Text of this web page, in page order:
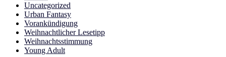
Uncategorized
Urban Fantasy
Vorankündigung
Weihnachtlicher Lesetipp
Weihnachtsstimmung
Young Adult